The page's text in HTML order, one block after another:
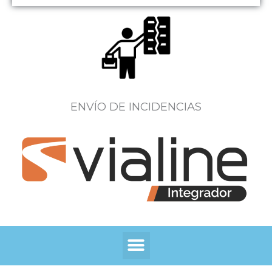
ENVÍO DE INCIDENCIAS
Menú